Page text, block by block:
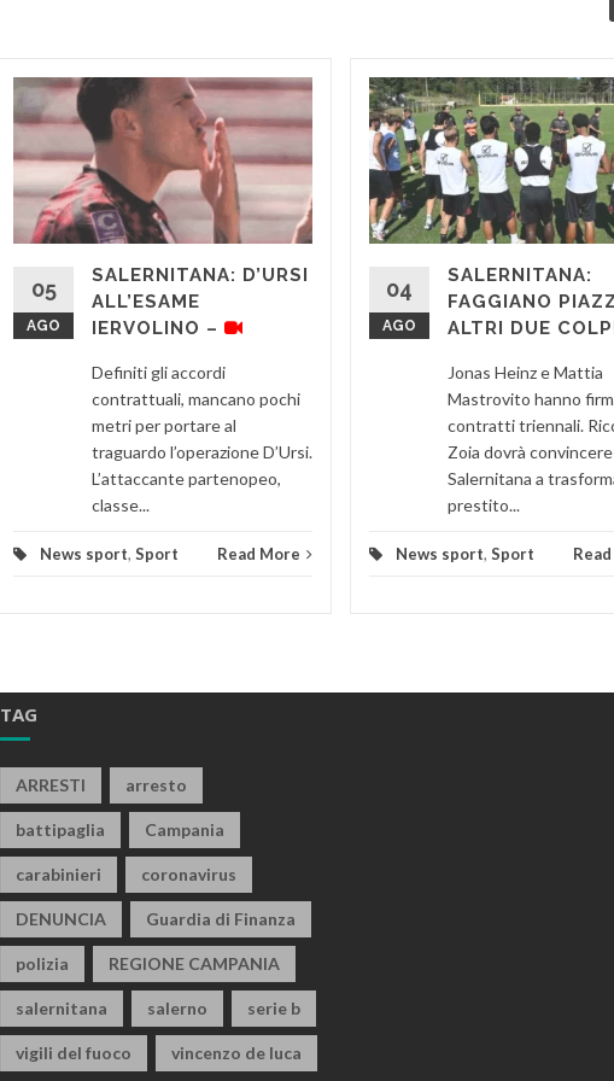
05
AGO
SALERNITANA: D’URSI
ALL’ESAME
IERVOLINO –
Definiti gli accordi
contrattuali, mancano pochi
metri per portare al
traguardo l’operazione D’Ursi.
L’attaccante partenopeo,
classe...
News sport, Sport Read More
04
AGO
SALERNITANA:
FAGGIANO
ALTRI DUE
Jonas Heinz e Mattia
Mastrovito hanno
contratti triennali.
Zoia dovrà convincere
Salernitana a
prestito...
News sport, Sport
TAG
ARRESTI arresto
battipaglia Campania
carabinieri coronavirus
DENUNCIA Guardia di Finanza
polizia REGIONE CAMPANIA
salernitana salerno serie b
vigili del fuoco vincenzo de luca